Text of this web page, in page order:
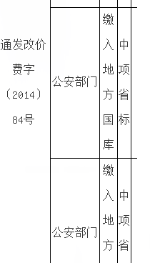
通发改价
费字
〔2014〕
84号
公安部门
缴
入
地
方
国
库
中
项
省
标
公安部门
缴
入
地
方
中
项
省